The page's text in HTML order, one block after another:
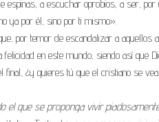
espinas, a escuchar oprobios, a ser,
ya por él, sino por ti mismo».
por temor de escandalizar a aquellos
felicidad en este mundo, siendo así que
final, ¿y quieres tú que el cristiano se
el que se proponga vivir